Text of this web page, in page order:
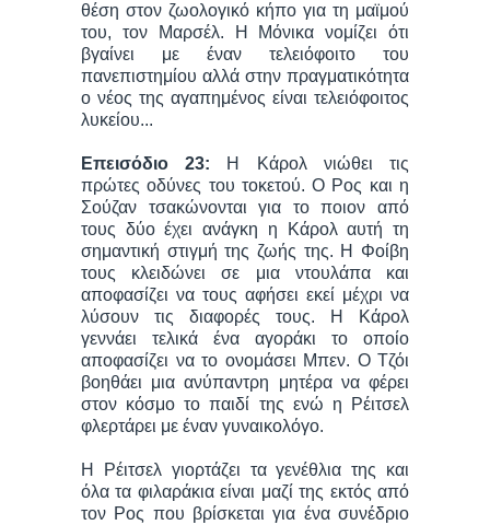
θέση στον ζωολογικό κήπο για τη μαϊμού
του, τον Μαρσέλ. Η Μόνικα νομίζει ότι
βγαίνει με έναν τελειόφοιτο του
πανεπιστημίου αλλά στην πραγματικότητα
ο νέος της αγαπημένος είναι τελειόφοιτος
λυκείου...
Επεισόδιο 23: Η Κάρολ νιώθει τις
πρώτες οδύνες του τοκετού. Ο Ρος και η
Σούζαν τσακώνονται για το ποιον από
τους δύο έχει ανάγκη η Κάρολ αυτή τη
σημαντική στιγμή της ζωής της. Η Φοίβη
τους κλειδώνει σε μια ντουλάπα και
αποφασίζει να τους αφήσει εκεί μέχρι να
λύσουν τις διαφορές τους. Η Κάρολ
γεννάει τελικά ένα αγοράκι το οποίο
αποφασίζει να το ονομάσει Μπεν. Ο Τζόι
βοηθάει μια ανύπαντρη μητέρα να φέρει
στον κόσμο το παιδί της ενώ η Ρέιτσελ
φλερτάρει με έναν γυναικολόγο.
Η Ρέιτσελ γιορτάζει τα γενέθλια της και
όλα τα φιλαράκια είναι μαζί της εκτός από
τον Ρος που βρίσκεται για ένα συνέδριο